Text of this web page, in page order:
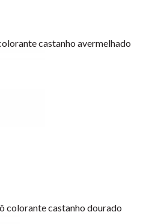
castanho avermelhado
colorante castanho dourado